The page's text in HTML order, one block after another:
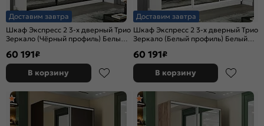
Доставим завтра
Шкаф Экспресс 2 3-х дверный Трио
Зеркало (Чёрный профиль) Белый
60 191₽
В корзину
Доставим завтра
Шкаф Экспресс 2 3-х дверный Трио
Зеркало (Белый профиль) Белый
60 191₽
В корзину